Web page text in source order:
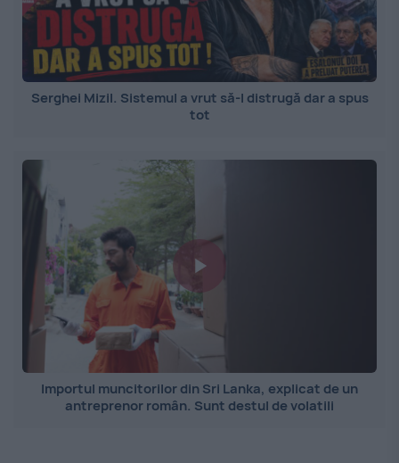
Serghei Mizil. Sistemul a vrut să-l distrugă dar a spus
tot
Importul muncitorilor din Sri Lanka, explicat de un
antreprenor român. Sunt destul de volatili